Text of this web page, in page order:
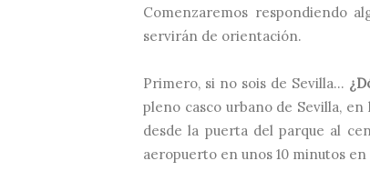
Comenzaremos respondiendo
servirán de orientación.
Primero, si no sois de Sevilla...
pleno casco urbano de Sevilla, en
desde la puerta del parque al
aeropuerto en unos 10 minutos en